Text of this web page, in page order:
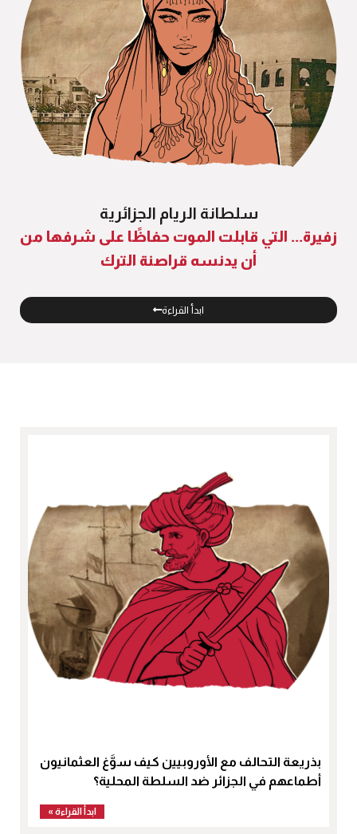
سلطانة الريام الجزائرية
زفيرة... التي قابلت الموت حفاظًا على شرفها من
أن يدنسه قراصنة الترك
ابدأ القراءة
بذريعة التحالف مع الأوروبيين كيف سوَّغ العثمانيون
أطماعهم في الجزائر ضد السلطة المحلية؟
ابدأ القراءة »